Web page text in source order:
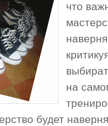
что
на
будет